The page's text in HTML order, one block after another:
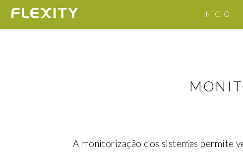
INÍCIO
A monitorização dos sistemas permite